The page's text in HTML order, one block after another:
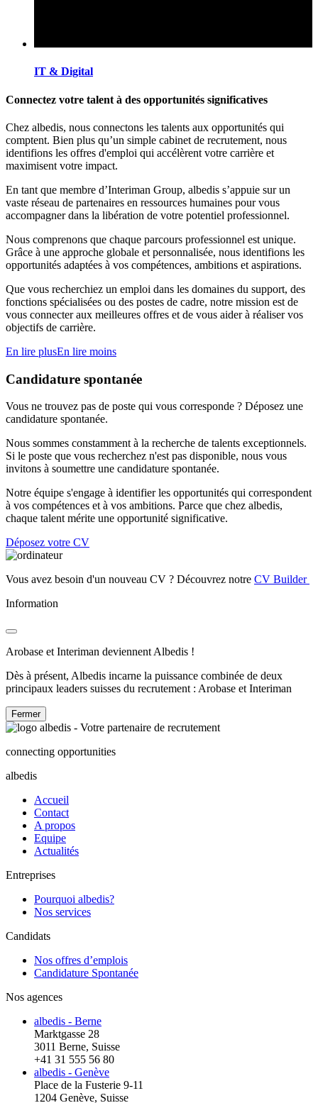
IT & Digital
Connectez votre talent à des opportunités significatives
Chez albedis, nous connectons les talents aux opportunités qui
comptent. Bien plus qu’un simple cabinet de recrutement, nous
identifions les offres d'emploi qui accélèrent votre carrière et
maximisent votre impact.
En tant que membre d’Interiman Group, albedis s’appuie sur un
vaste réseau de partenaires en ressources humaines pour vous
accompagner dans la libération de votre potentiel professionnel.
Nous comprenons que chaque parcours professionnel est unique.
Grâce à une approche globale et personnalisée, nous identifions les
opportunités adaptées à vos compétences, ambitions et aspirations.
Que vous recherchiez un emploi dans les domaines du support, des
fonctions spécialisées ou des postes de cadre, notre mission est de
vous connecter aux meilleures offres et de vous aider à réaliser vos
objectifs de carrière.
En lire plusEn lire moins
Candidature spontanée
Vous ne trouvez pas de poste qui vous corresponde ? Déposez une
candidature spontanée.
Nous sommes constamment à la recherche de talents exceptionnels.
Si le poste que vous recherchez n'est pas disponible, nous vous
invitons à soumettre une candidature spontanée.
Notre équipe s'engage à identifier les opportunités qui correspondent
à vos compétences et à vos ambitions. Parce que chez albedis,
chaque talent mérite une opportunité significative.
Déposez votre CV
Vous avez besoin d'un nouveau CV ? Découvrez notre CV Builder
Information
Arobase et Interiman deviennent Albedis !
Dès à présent, Albedis incarne la puissance combinée de deux
principaux leaders suisses du recrutement : Arobase et Interiman
Fermer
connecting opportunities
albedis
Accueil
Contact
A propos
Equipe
Actualités
Entreprises
Pourquoi albedis?
Nos services
Candidats
Nos offres d’emplois
Candidature Spontanée
Nos agences
albedis - Berne
Marktgasse 28
3011 Berne, Suisse
+41 31 555 56 80
albedis - Genève
Place de la Fusterie 9-11
1204 Genève, Suisse